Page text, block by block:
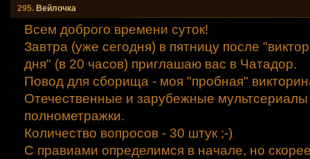
295. Вейлочка
Всем доброго времени суток!
Завтра (уже сегодня) в пятницу после
дня" (в 20 часов) приглашаю вас в Чатадор.
Повод для сборища - моя "пробная"
Отечественные и зарубежные
полнометражки.
Количество вопросов - 30 штук ;-)
С правиами определимся в начале, но